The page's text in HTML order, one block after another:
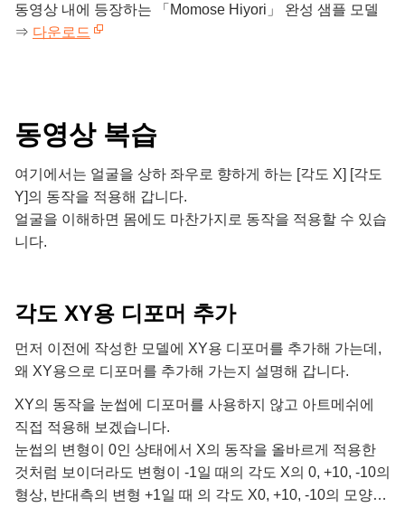
동영상 내에 등장하는 「Momose Hiyori」 완성 샘플 모델
⇒ 다운로드
동영상 복습
여기에서는 얼굴을 상하 좌우로 향하게 하는 [각도 X] [각도
Y]의 동작을 적용해 갑니다.
얼굴을 이해하면 몸에도 마찬가지로 동작을 적용할 수 있습
니다.
각도 XY용 디포머 추가
먼저 이전에 작성한 모델에 XY용 디포머를 추가해 가는데,
왜 XY용으로 디포머를 추가해 가는지 설명해 갑니다.
XY의 동작을 눈썹에 디포머를 사용하지 않고 아트메쉬에
직접 적용해 보겠습니다.
눈썹의 변형이 0인 상태에서 X의 동작을 올바르게 적용한
것처럼 보이더라도 변형이 -1일 때의 각도 X의 0, +10, -10의
형상, 반대측의 변형 +1일 때 의 각도 X0, +10, -10의 모양…